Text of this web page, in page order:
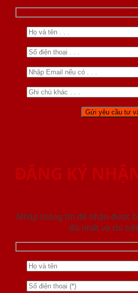
ĐĂNG KÝ
Nhập thông tin để nhận được
đủ nhất và chi